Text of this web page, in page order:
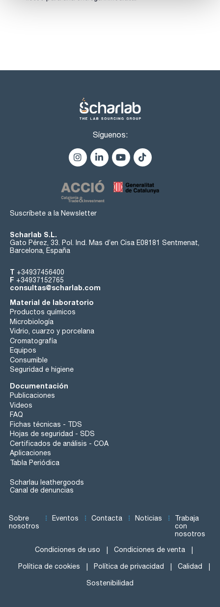
Síguenos:
Suscríbete a la Newsletter
Scharlab S.L.
Gato Pérez, 33. Pol. Ind. Mas d’en Cisa E08181 Sentmenat,
Barcelona, España
T +34937456400
F +34937152765
consultas@scharlab.com
Material de laboratorio
Productos químicos
Microbiología
Vidrio, cuarzo y porcelana
Cromatografía
Equipos
Consumible
Seguridad e higiene
Documentación
Publicaciones
Videos
FAQ
Fichas técnicas - TDS
Hojas de seguridad - SDS
Certificados de análisis - COA
Aplicaciones
Tabla Periódica
Scharlau leathergoods
Canal de denuncias
Sobre
nosotros
Eventos Contacta Noticias
Trabaja
con
nosotros
Condiciones de uso Condiciones de venta
Política de cookies Política de privacidad Calidad
Sostenibilidad